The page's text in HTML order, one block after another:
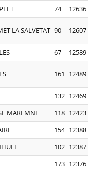
74 12636
LA SALVETAT 90 12607
67 12589
161 12489
132 12469
MAREMNE 118 12423
154 12388
102 12387
173 12376